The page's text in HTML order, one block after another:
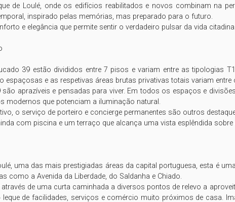
de Loulé, onde os edifícios reabilitados e novos combinam na
inspirado pelas memórias, mas preparado para o futuro.
e elegância que permite sentir o verdadeiro pulsar da vida citadina.
39 estão divididos entre 7 pisos e variam entre as tipologias
espaçosas e as respetivas áreas brutas privativas totais variam entre
aprazíveis e pensadas para viver. Em todos os espaços e
modernos que potenciam a iluminação natural.
o serviço de porteiro e concierge permanentes são outros
com piscina e um terraço que alcança uma vista esplêndida sobre
uma das mais prestigiadas áreas da capital portuguesa, esta é
como a Avenida da Liberdade, do Saldanha e Chiado.
através de uma curta caminhada a diversos pontos de relevo a
de facilidades, serviços e comércio muito próximos de casa.